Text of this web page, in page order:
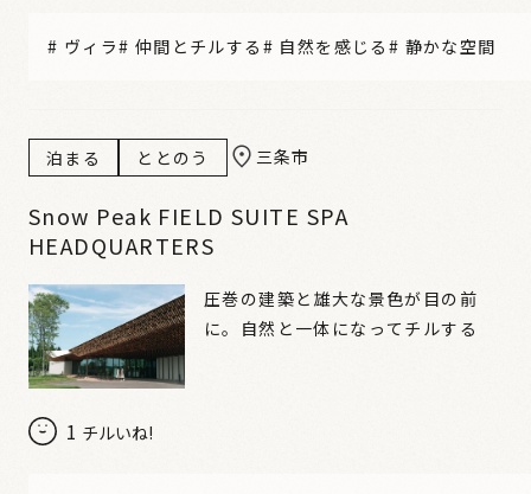
# ヴィラ# 仲間とチルする # 自然を感じる # 静かな空間
泊まる ととのう 三条市
Snow Peak FIELD SUITE SPA
HEADQUARTERS
1 チルいね!
圧巻の建築と雄大な景色が目の前
に。自然と一体になってチルする